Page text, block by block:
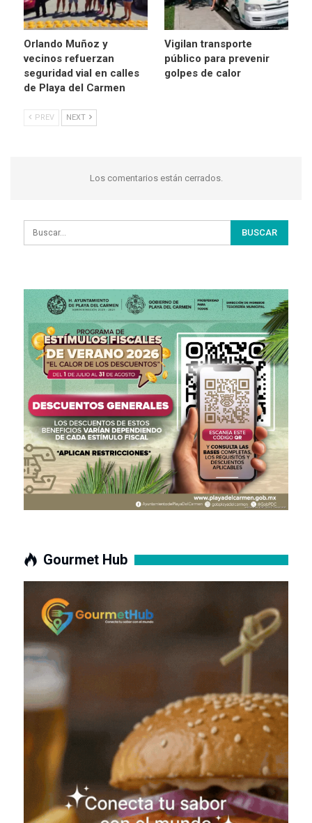
Orlando Muñoz y
vecinos refuerzan
seguridad vial en calles
de Playa del Carmen
Vigilan transporte
público para prevenir
golpes de calor
PREV NEXT
Los comentarios están cerrados.
Gourmet Hub